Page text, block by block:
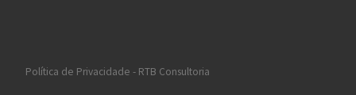
Política de Privacidade - RTB Consultoria